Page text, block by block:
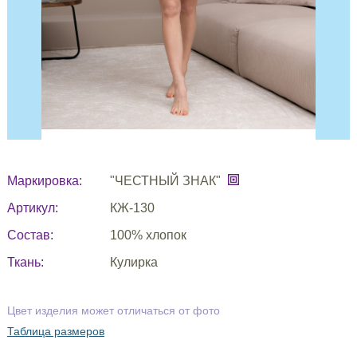
Маркировка:
"ЧЕСТНЫЙ ЗНАК"
Артикул:
КЖ-130
Состав:
100% хлопок
Ткань:
Кулирка
Цвет изделия может отличаться от фото
Таблица размеров